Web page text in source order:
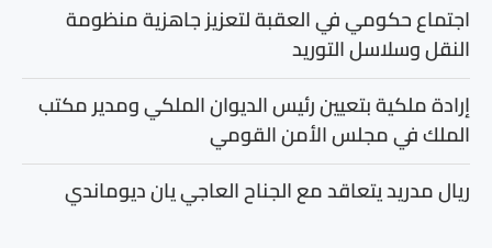
اجتماع حكومي في العقبة لتعزيز جاهزية منظومة
النقل وسلاسل التوريد
إرادة ملكية بتعيين رئيس الديوان الملكي ومدير مكتب
الملك في مجلس الأمن القومي
ريال مدريد يتعاقد مع الجناح العاجي يان ديوماندي